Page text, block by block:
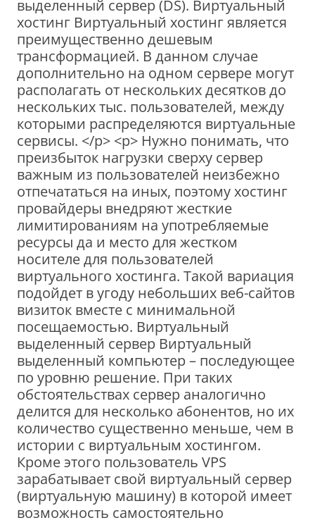
выделенный сервер (DS). Виртуальный
хостинг Виртуальный хостинг является
преимущественно дешевым
трансформацией. В данном случае
дополнительно на одном сервере могут
располагать от нескольких десятков до
нескольких тыс. пользователей, между
которыми распределяются виртуальные
сервисы. </p> <p> Нужно понимать, что
преизбыток нагрузки сверху сервер
важным из пользователей неизбежно
отпечататься на иных, поэтому хостинг
провайдеры внедряют жесткие
лимитированиям на употребляемые
ресурсы да и место для жестком
носителе для пользователей
виртуального хостинга. Такой вариация
подойдет в угоду небольших веб-сайтов
визиток вместе с минимальной
посещаемостью. Виртуальный
выделенный сервер Виртуальный
выделенный компьютер – последующее
по уровню решение. При таких
обстоятельствах сервер аналогично
делится для несколько абонентов, но их
количество существенно меньше, чем в
истории с виртуальным хостингом.
Кроме этого пользователь VPS
зарабатывает свой виртуальный сервер
(виртуальную машину) в которой имеет
возможность самостоятельно